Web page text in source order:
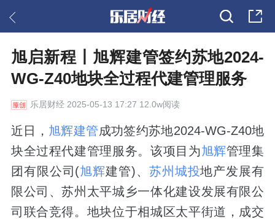
旭启新程丨旭辉建管签约苏地2024-
WG-Z40地块全过程代建管理服务
乐居财经2025-05-13 17:27 12.0w阅读
近日， 旭辉建管成功签约苏地2024-WG-Z40地
块全过程代建管理服务。该项目为旭辉管理集
团有限公司(旭辉建管)、 苏州城投地产发展有
限公司、苏州太平城乡一体化建设发展有限公
司联合竞得。地块位于相城区太平街道，成交